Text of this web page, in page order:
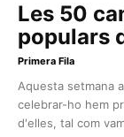
Les 50
populars
Primera Fila
Aquesta setmana
celebrar-ho hem
d'elles, tal com